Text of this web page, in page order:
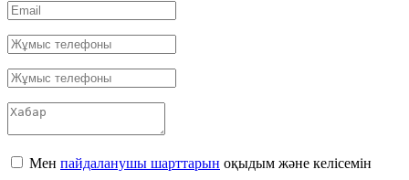
Мен пайдаланушы шарттарын оқыдым және келісемін